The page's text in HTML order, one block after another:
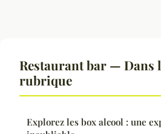
Restaurant bar — Dans
rubrique
Explorez les box alcool : une